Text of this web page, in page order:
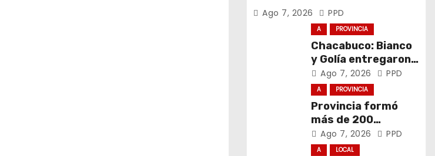
Ago 7, 2026 PPD
A PROVINCIA
Chacabuco: Bianco
y Golía entregaron
computadoras a
estudiantes
Ago 7, 2026 PPD
A PROVINCIA
Provincia formó
más de 200
promotores de
derechos de niñas,
Ago 7, 2026 PPD
A LOCAL